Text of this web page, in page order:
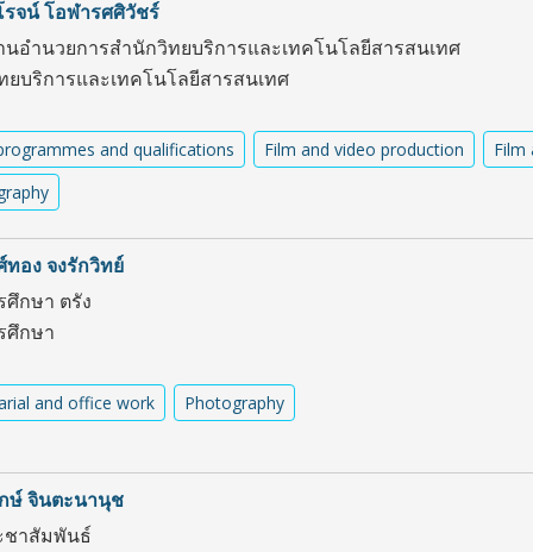
รจน์ โอฬารศศิวัชร์
นอำนวยการสำนักวิทยบริการและเทคโนโลยีสารสนเทศ
ยบริการและเทคโนโลยีสารสนเทศ
and qualifications Film and video production Film
ทอง จงรักวิทย์
ศึกษา ตรัง
ศึกษา
and office work Photography
ษ์ จินตะนานุช
ชาสัมพันธ์